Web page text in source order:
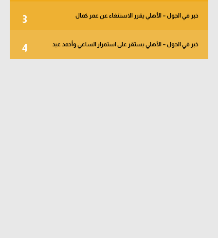
3 خبر في الجول – الأهلي يقرر الاستنغاء عن عمر كمال
4 خبر في الجول – الأهلي يستقر على استمرار الساعي وأحمد عيد